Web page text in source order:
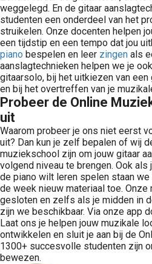
weggelegd. En de gitaar
studenten een onderdeel van het
struikelen. Onze docenten helpen
een tijdstip en een tempo dat jou
piano bespelen en leer zingen als
aanslagtechnieken helpen we je
gitaarsolo, bij het uitkiezen van een
en bij het overtreffen van je
Probeer de Online
uit
Waarom probeer je ons niet eerst
uit? Dan kun je zelf bepalen of wij
muziekschool zijn om jouw gitaar
volgend niveau te brengen. Ook
de piano wilt leren spelen staan we
de week nieuw materiaal toe.
gesloten en zelfs als je midden in
zijn we beschikbaar. Via onze app
Laat ons je helpen jouw muzikale
ontwikkelen en sluit je aan bij de
1300+ succesvolle studenten zijn
bewezen.